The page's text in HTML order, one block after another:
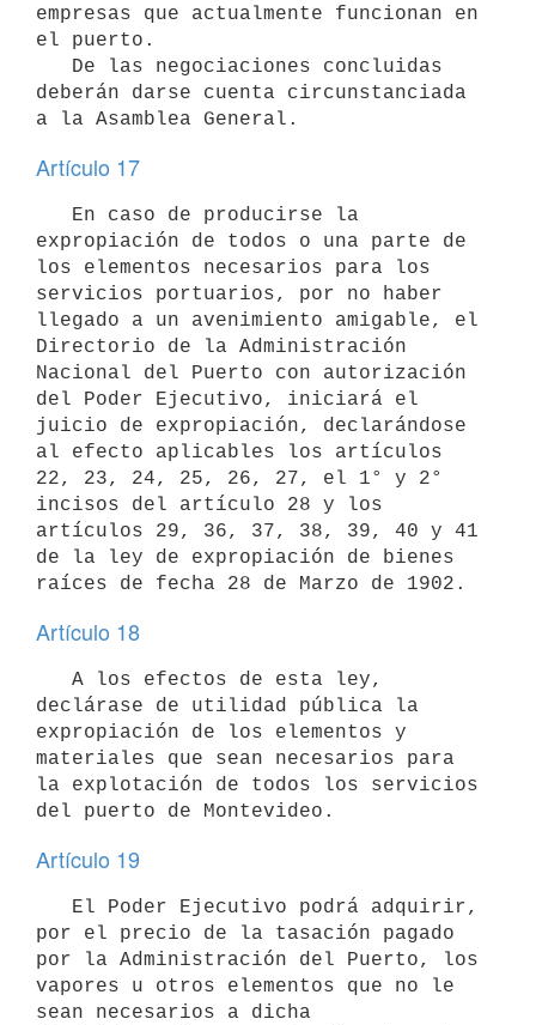
empresas que actualmente funcionan en
el puerto.
deberán darse cuenta circunstanciada
a la Asamblea General.
Artículo 17
expropiación de todos o una parte de
los elementos necesarios para los
servicios portuarios, por no haber
llegado a un avenimiento amigable, el
Directorio de la Administración
Nacional del Puerto con autorización
del Poder Ejecutivo, iniciará el
juicio de expropiación, declarándose
al efecto aplicables los artículos
22, 23, 24, 25, 26, 27, el 1° y 2°
incisos del artículo 28 y los
artículos 29, 36, 37, 38, 39, 40 y 41
de la ley de expropiación de bienes
raíces de fecha 28 de Marzo de 1902.
Artículo 18
declárase de utilidad pública la
expropiación de los elementos y
materiales que sean necesarios para
la explotación de todos los servicios
del puerto de Montevideo.
Artículo 19
por el precio de la tasación pagado
por la Administración del Puerto, los
vapores u otros elementos que no le
sean necesarios a dicha